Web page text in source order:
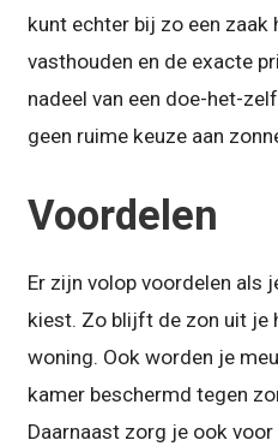
kunt echter bij zo een zaak
vasthouden en de exacte
nadeel van een doe-het-
geen ruime keuze aan
Voordelen
Er zijn volop voordelen als
kiest. Zo blijft de zon uit je
woning. Ook worden je
kamer beschermd tegen
Daarnaast zorg je ook